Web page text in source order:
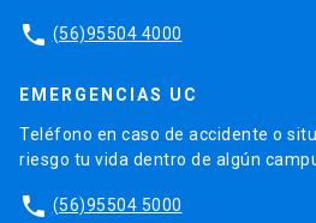
phone (56)95504 4000
EMERGENCIAS UC
Teléfono en caso de accidente o
riesgo tu vida dentro de algún
phone (56)95504 5000